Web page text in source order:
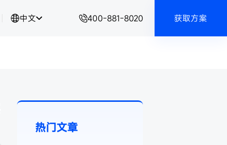
中文 400-881-8020 获取方案
热门文章